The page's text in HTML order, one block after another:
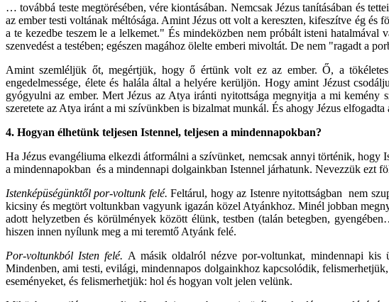
… továbbá teste megtörésében, vére kiontásában. Nemcsak Jézus tanításában és
az ember testi voltának méltósága. Amint Jézus ott volt a kereszten, kifeszítve ég
a te kezedbe teszem le a lelkemet." És mindeközben nem próbált isteni
szenvedést a testében; egészen magához ölelte emberi mivoltát. De nem "ragadt a
Amint szemléljük őt, megértjük, hogy ő értünk volt ez az ember. Ő, a
engedelmessége, élete és halála által a helyére kerüljön. Hogy amint Jézust
gyógyulni az ember. Mert Jézus az Atya iránti nyitottsága megnyitja a mi kemény
szeretete az Atya iránt a mi szívünkben is bizalmat munkál. És ahogy Jézus
4. Hogyan élhetünk teljesen Istennel, teljesen a mindennapokban?
Ha Jézus evangéliuma elkezdi átformálni a szívünket, nemcsak annyi történik,
a mindennapokban és a mindennapi dolgainkban Istennel járhatunk. Nevezzük ezt
Istenképüségünktől por-voltunk felé.Feltárul, hogy az Istenre nyitottságban nem
kicsiny és megtört voltunkban vagyunk igazán közel Atyánkhoz. Minél jobban
adott helyzetben és körülmények között élünk, testben (talán betegben,
hiszen innen nyílunk meg a mi teremtő Atyánk felé.
Por-voltunkból Isten felé. A másik oldalról nézve por-voltunkat, mindennapi kis
Mindenben, ami testi, evilági, mindennapos dolgainkhoz kapcsolódik,
eseményeket, és felismerhetjük: hol és hogyan volt jelen velünk.